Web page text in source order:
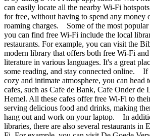
can easily locate all the nearby Wi-Fi
for free, without having to spend any money
roaming charges. Some of the most popular
you can find free Wi-Fi include the local
restaurants. For example, you can visit the
modern library that offers both free Wi-Fi
literature in various languages. It's a great
some reading, and stay connected online.
cozy and intimate atmosphere, you can head
cafes, such as Cafe de Bank, Cafe Onder de
Hemel. All these cafes offer free Wi-Fi to
serving delicious food and drinks, making
hang out and work on your laptop. In
libraries, there are also several restaurants in